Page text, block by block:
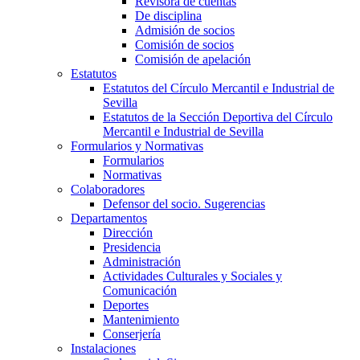
De disciplina
Admisión de socios
Comisión de socios
Comisión de apelación
Estatutos
Estatutos del Círculo Mercantil e Industrial de
Sevilla
Estatutos de la Sección Deportiva del Círculo
Mercantil e Industrial de Sevilla
Formularios y Normativas
Formularios
Normativas
Colaboradores
Defensor del socio. Sugerencias
Departamentos
Dirección
Presidencia
Administración
Actividades Culturales y Sociales y
Comunicación
Deportes
Mantenimiento
Conserjería
Instalaciones